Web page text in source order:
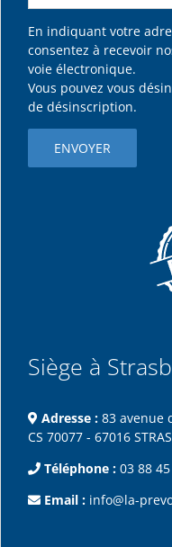
En indiquant votre
consentez à recevoir
voie électronique.
Vous pouvez vous
de désinscription.
Siège à
Adresse : 83 avenue
CS 70077 - 67016
Téléphone : 03 88
Email : info@la-